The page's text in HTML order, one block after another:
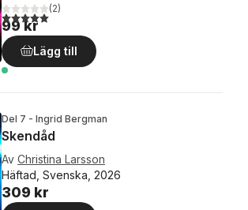
5,0utav 5 stjärnor. Totalt antal röster:
(2)
99 kr
Lägg till
Del 7 - Ingrid Bergman
Skendåd
Av Christina Larsson
Häftad, Svenska, 2026
309 kr